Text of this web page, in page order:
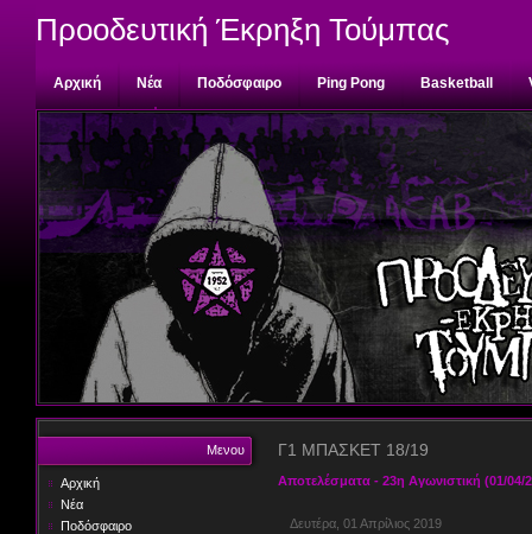
Προοδευτική Έκρηξη Τούμπας
Αρχική Νέα Ποδόσφαιρο Ping Pong Basketball
Επικοινωνία
Μενου
Αρχική
Νέα
Ποδόσφαιρο
Γ1 ΜΠΑΣΚΕΤ 18/19
Αποτελέσματα - 23η Αγωνιστική (01/04/
Δευτέρα, 01 Απρίλιος 2019